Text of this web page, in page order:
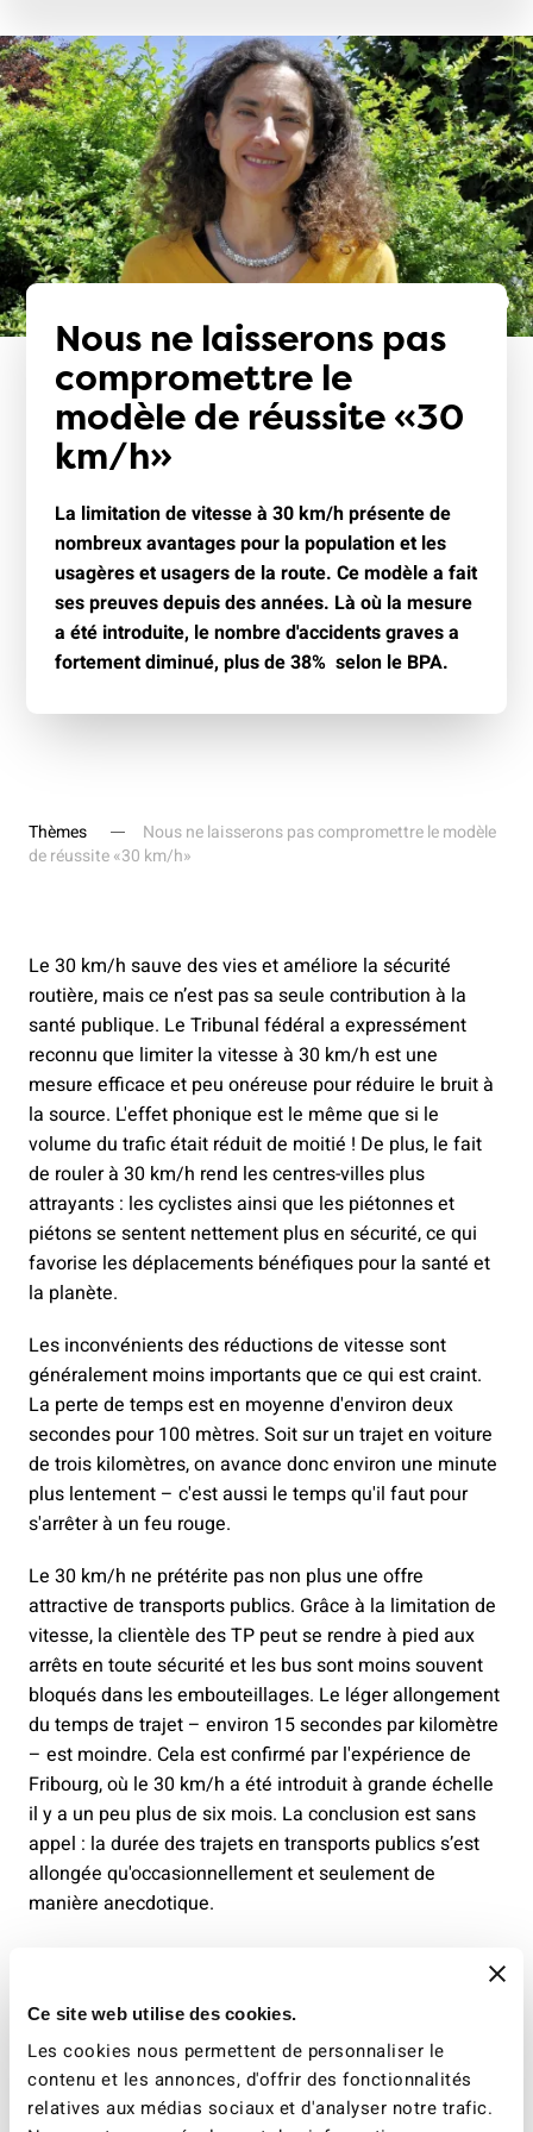
Ce site web utilise des cookies.
Les cookies nous permettent de personnaliser le
contenu et les annonces, d'offrir des fonctionnalités
relatives aux médias sociaux et d'analyser notre trafic.
Nous ne laisserons pas
compromettre le
modèle de réussite «30
km/h»
La limitation de vitesse à 30 km/h présente de
nombreux avantages pour la population et les
usagères et usagers de la route. Ce modèle a fait
ses preuves depuis des années. Là où la mesure
a été introduite, le nombre d'accidents graves a
fortement diminué, plus de 38% selon le BPA.
Thèmes
Nous ne laisserons pas compromettre le modèle
de réussite «30 km/h»
Le 30 km/h sauve des vies et améliore la sécurité
routière, mais ce n’est pas sa seule contribution à la
santé publique. Le Tribunal fédéral a expressément
reconnu que limiter la vitesse à 30 km/h est une
mesure efficace et peu onéreuse pour réduire le bruit à
la source. L'effet phonique est le même que si le
volume du trafic était réduit de moitié ! De plus, le fait
de rouler à 30 km/h rend les centres-villes plus
attrayants : les cyclistes ainsi que les piétonnes et
piétons se sentent nettement plus en sécurité, ce qui
favorise les déplacements bénéfiques pour la santé et
la planète.
Les inconvénients des réductions de vitesse sont
généralement moins importants que ce qui est craint.
La perte de temps est en moyenne d'environ deux
secondes pour 100 mètres. Soit sur un trajet en voiture
de trois kilomètres, on avance donc environ une minute
plus lentement – c'est aussi le temps qu'il faut pour
s'arrêter à un feu rouge.
Le 30 km/h ne prétérite pas non plus une offre
attractive de transports publics. Grâce à la limitation de
vitesse, la clientèle des TP peut se rendre à pied aux
arrêts en toute sécurité et les bus sont moins souvent
bloqués dans les embouteillages. Le léger allongement
du temps de trajet – environ 15 secondes par kilomètre
– est moindre. Cela est confirmé par l'expérience de
Fribourg, où le 30 km/h a été introduit à grande échelle
il y a un peu plus de six mois. La conclusion est sans
appel : la durée des trajets en transports publics s’est
allongée qu'occasionnellement et seulement de
manière anecdotique.
qualité pour les quartiers résidentiels. Mais la mesure a
également fait ses preuves dans la traversée de
localités, l'effet positif est particulièrement marqué
dans les zones urbaines et à forte densité de
population, ce qui lui vaut le soutien de l’Union suisse